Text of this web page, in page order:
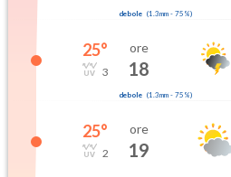
debole (1.3mm- 75 %)
25°
3
ore
18
debole (1.3mm- 75 %)
25°
2
ore
19